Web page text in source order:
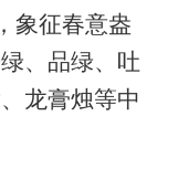
象征春意盎
、品绿、吐
龙膏烛等中